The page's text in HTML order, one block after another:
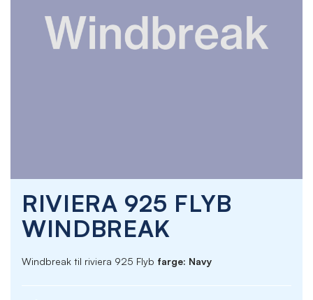
RIVIERA 925 FLYB
WINDBREAK
Windbreak til riviera 925 Flyb farge: Navy
the
beginning
images